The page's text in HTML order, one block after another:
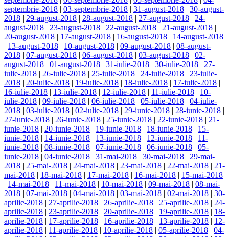
septembrie-2018 | 03-septembrie-2018 | 31-august-2018 | 30-august-
2018 | 29-august-2018 | 28-august-2018 | 27-august-2018 | 24-
august-2018 | 23-august-2018 | 22-august-2018 | 21-august-2018 |
20-august-2018 | 17-august-2018 | 16-august-2018 | 14-august-2018
| 13-august-2018 | 10-august-2018 | 09-august-2018 | 08-august-
2018 | 07-august-2018 | 06-august-2018 | 03-august-2018 | 02-
august-2018 | 01-august-2018 | 31-iulie-2018 | 30-iulie-2018 | 27-
iulie-2018 | 26-iulie-2018 | 25-iulie-2018 | 24-iulie-2018 | 23-iulie-
2018 | 20-iulie-2018 | 19-iulie-2018 | 18-iulie-2018 | 17-iulie-2018 |
16-iulie-2018 | 13-iulie-2018 | 12-iulie-2018 | 11-iulie-2018 | 10-
iulie-2018 | 09-iulie-2018 | 06-iulie-2018 | 05-iulie-2018 | 04-iulie-
2018 | 03-iulie-2018 | 02-iulie-2018 | 29-iunie-2018 | 28-iunie-2018 |
27-iunie-2018 | 26-iunie-2018 | 25-iunie-2018 | 22-iunie-2018 | 21-
iunie-2018 | 20-iunie-2018 | 19-iunie-2018 | 18-iunie-2018 | 15-
iunie-2018 | 14-iunie-2018 | 13-iunie-2018 | 12-iunie-2018 | 11-
iunie-2018 | 08-iunie-2018 | 07-iunie-2018 | 06-iunie-2018 | 05-
iunie-2018 | 04-iunie-2018 | 31-mai-2018 | 30-mai-2018 | 29-mai-
2018 | 25-mai-2018 | 24-mai-2018 | 23-mai-2018 | 22-mai-2018 | 21-
mai-2018 | 18-mai-2018 | 17-mai-2018 | 16-mai-2018 | 15-mai-2018
| 14-mai-2018 | 11-mai-2018 | 10-mai-2018 | 09-mai-2018 | 08-mai-
2018 | 07-mai-2018 | 04-mai-2018 | 03-mai-2018 | 02-mai-2018 | 30-
aprilie-2018 | 27-aprilie-2018 | 26-aprilie-2018 | 25-aprilie-2018 | 24-
aprilie-2018 | 23-aprilie-2018 | 20-aprilie-2018 | 19-aprilie-2018 | 18-
aprilie-2018 | 17-aprilie-2018 | 16-aprilie-2018 | 13-aprilie-2018 | 12-
aprilie-2018 | 11-aprilie-2018 | 10-aprilie-2018 | 05-aprilie-2018 | 04-